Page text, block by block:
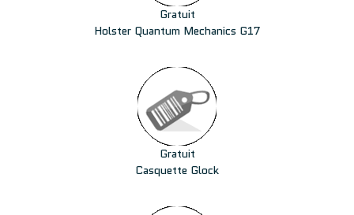
Gratuit
Holster Quantum Mechanics G17
Gratuit
Casquette Glock